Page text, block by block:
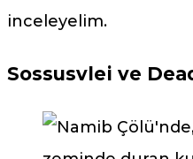
inceleyelim.
Sossusvlei ve